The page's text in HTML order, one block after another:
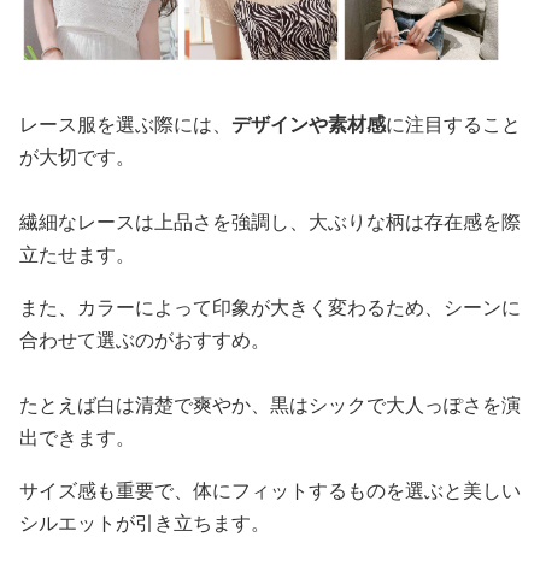
レース服を選ぶ際には、 デザインや素材感に注目すること
が大切です。
繊細なレースは上品さを強調し、大ぶりな柄は存在感を際
立たせます。
また、カラーによって印象が大きく変わるため、シーンに
合わせて選ぶのがおすすめ。
たとえば白は清楚で爽やか、黒はシックで大人っぽさを演
出できます。
サイズ感も重要で、体にフィットするものを選ぶと美しい
シルエットが引き立ちます。